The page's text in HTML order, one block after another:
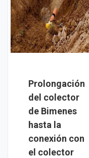
Prolongación
del colector
de Bimenes
hasta la
conexión con
el colector